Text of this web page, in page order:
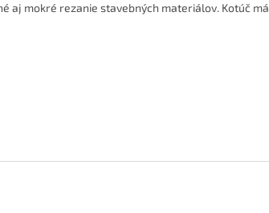
aj mokré rezanie stavebných materiálov. Kotúč má